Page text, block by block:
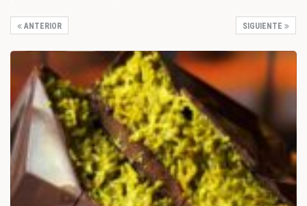
SIGUIENTE
ANTERIOR